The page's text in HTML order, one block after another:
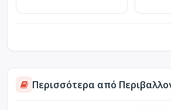
Περισσότερα από